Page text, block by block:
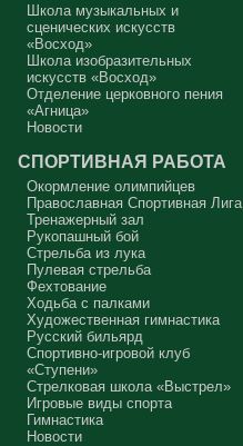
Аминь.
Протоиерей Андрей Алексеев
Школа музыкальных и
сценических искусств
«Восход»
Школа изобразительных
искусств «Восход»
Отделение церковного пения
«Агница»
Новости
СПОРТИВНАЯ РАБОТА
Окормление олимпийцев
Православная Спортивная Лига
Тренажерный зал
Рукопашный бой
Стрельба из лука
Пулевая стрельба
Фехтование
Ходьба с палками
Художественная гимнастика
Русский бильярд
Спортивно-игровой клуб
«Ступени»
Стрелковая школа «Выстрел»
Игровые виды спорта
Гимнастика
Новости